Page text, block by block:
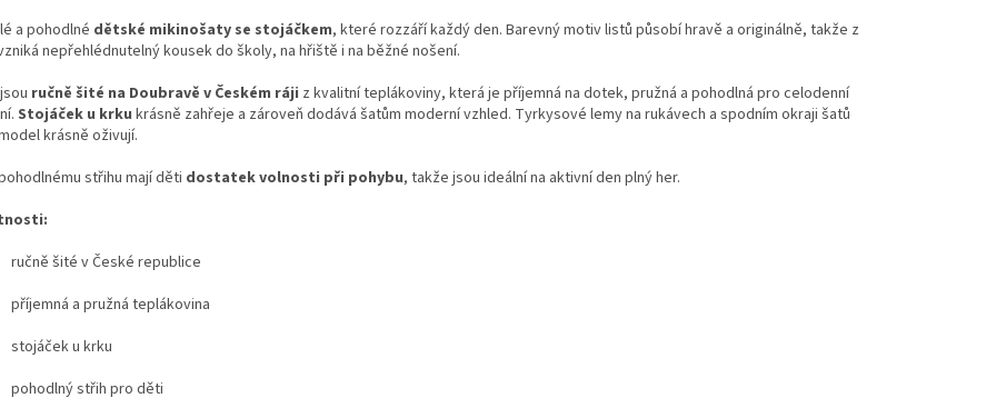
a pohodlné dětské mikinošaty se stojáčkem, které rozzáří každý den. Barevný motiv listů působí hravě a originálně, takže z
nepřehlédnutelný kousek do školy, na hřiště i na běžné nošení.
ručně šité na Doubravě v Českém ráji z kvalitní teplákoviny, která je příjemná na dotek, pružná a pohodlná pro celodenní
Stojáček u krku krásně zahřeje a zároveň dodává šatům moderní vzhled. Tyrkysové lemy na rukávech a spodním okraji šatů
krásně oživují.
střihu mají děti dostatek volnosti při pohybu, takže jsou ideální na aktivní den plný her.
ručně šité v České republice
příjemná a pružná teplákovina
stojáček u krku
pohodlný střih pro děti